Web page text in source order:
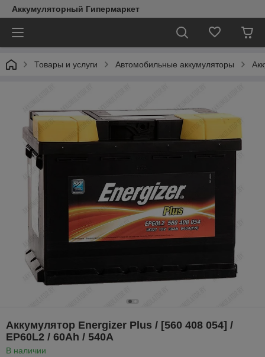
Аккумуляторный Гипермаркет
Товары и услуги Автомобильные аккумуляторы
Аккумулятор Energizer Plus / [560 408 054] /
EP60L2 / 60Ah / 540А
В наличии